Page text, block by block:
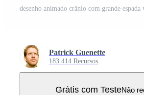
Patrick Guenette
183.414 Recursos
Grátis com TesteNão